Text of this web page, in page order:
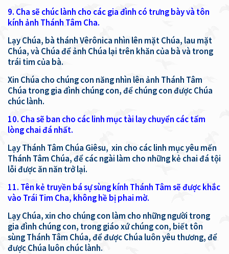
9. Cha sẽ chúc lành cho các gia đình có trưng bày và tôn
kính ảnh Thánh Tâm Cha.
Lạy Chúa, bà thánh Vêrônica nhìn lên mặt Chúa, lau mặt
Chúa, và Chúa để ảnh Chúa lại trên khăn của bà và trong
trái tim của bà.
Xin Chúa cho chúng con năng nhìn lên ảnh Thánh Tâm
Chúa trong gia đình chúng con, để chúng con được Chúa
chúc lành.
10. Cha sẽ ban cho các linh mục tài lay chuyển các tấm
lòng chai đá nhất.
Lạy Thánh Tâm Chúa Giêsu, xin cho các linh mục yêu mến
Thánh Tâm Chúa, để các ngài làm cho những kẻ chai đá tội
lỗi được ăn năn trở lại.
11. Tên kẻ truyền bá sự sùng kính Thánh Tâm sẽ được khắc
vào Trái Tim Cha, không hề bị phai mờ.
Lạy Chúa, xin cho chúng con làm cho những người trong
gia đình chúng con, trong giáo xứ chúng con, biết tôn
sùng Thánh Tâm Chúa, để được Chúa luôn yêu thương, để
được Chúa luôn chúc lành.